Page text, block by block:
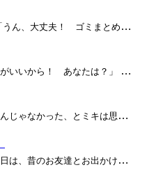
「ことこー、もう鍵閉めていい？」 「うん、大丈夫！ ゴミまとめたらすぐ出るねー」 PARKが2025年最後の営業を終えてから数時間。仕事を終えたりととことこが、今まさに帰ろうとしているところである。 大晦日というのもあって、最低限の在庫整理と売上の集計だけ済ませるつもりのこ...
「私は、ボーダーコリーが好きよ。頭がいいから！ あなたは？」 「ボルゾイ！ カッコよくて足が速いから！」 「うん、知ってた！」 「私だって知ってるよ。昔一緒に図鑑見たよね！ んー……あと何の話するんだっけ」 「アレでしょ。脳波を……ね？ みなさ～ん、お手持ちのアルミホイル...
お金欲しさにこんなゲームに参加するんじゃなかった、とミキは思った。「同時に絶頂しないと出られない部屋」なんて、
おかえりなさい。早かったですね。今日は、昔のお友達とお出かけって言ってませんでしたか？ あらあら、どうしちゃったんでしょう！ そんなに青ざめちゃって。 それ、昨日あなたにあげたひみつ道具ですよね。世界修正時計……失敗した会話を、時間ごと戻してやり直せる時計です。これがどうかし...